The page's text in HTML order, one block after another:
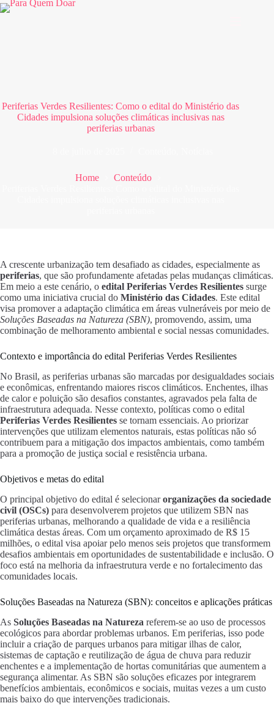
Pular
para
Periferias Verdes Resilientes: Como o edital do Ministério das
Cidades impulsiona soluções climáticas inclusivas nas
periferias urbanas
Home
Conteúdo
A crescente urbanização tem desafiado as cidades, especialmente as
periferias, que são profundamente afetadas pelas mudanças climáticas.
Em meio a este cenário, o edital Periferias Verdes Resilientes surge
como uma iniciativa crucial do Ministério das Cidades. Este edital
visa promover a adaptação climática em áreas vulneráveis por meio de
Soluções Baseadas na Natureza (SBN), promovendo, assim, uma
combinação de melhoramento ambiental e social nessas comunidades.
Contexto e importância do edital Periferias Verdes Resilientes
No Brasil, as periferias urbanas são marcadas por desigualdades sociais
e econômicas, enfrentando maiores riscos climáticos. Enchentes, ilhas
de calor e poluição são desafios constantes, agravados pela falta de
infraestrutura adequada. Nesse contexto, políticas como o edital
Periferias Verdes Resilientes se tornam essenciais. Ao priorizar
intervenções que utilizam elementos naturais, estas políticas não só
contribuem para a mitigação dos impactos ambientais, como também
para a promoção de justiça social e resistência urbana.
Objetivos e metas do edital
O principal objetivo do edital é selecionarorganizações da sociedade
civil (OSCs) para desenvolverem projetos que utilizem SBN nas
periferias urbanas, melhorando a qualidade de vida e a resiliência
climática destas áreas. Com um orçamento aproximado de R$ 15
milhões, o edital visa apoiar pelo menos seis projetos que transformem
desafios ambientais em oportunidades de sustentabilidade e inclusão. O
foco está na melhoria da infraestrutura verde e no fortalecimento das
comunidades locais.
Soluções Baseadas na Natureza (SBN): conceitos e aplicações práticas
As Soluções Baseadas na Natureza referem-se ao uso de processos
ecológicos para abordar problemas urbanos. Em periferias, isso pode
incluir a criação de parques urbanos para mitigar ilhas de calor,
sistemas de captação e reutilização de água de chuva para reduzir
enchentes e a implementação de hortas comunitárias que aumentem a
segurança alimentar. As SBN são soluções eficazes por integrarem
benefícios ambientais, econômicos e sociais, muitas vezes a um custo
mais baixo do que intervenções tradicionais.